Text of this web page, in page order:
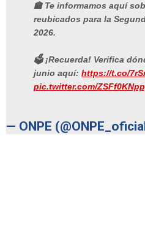
🏫 Te informamos aquí
reubicados para la
2026.
🗳️ ¡Recuerda! Verifica
junio aquí: https://t.co/
pic.twitter.com/
— ONPE